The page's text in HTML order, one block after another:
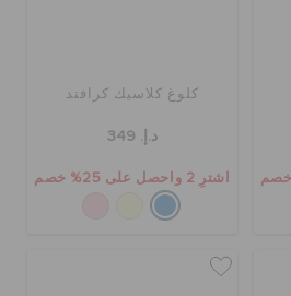
كلوغ كلاسيك كرافتد
د.إ. 349
اشترِ 2 واحصل على 25% خصم